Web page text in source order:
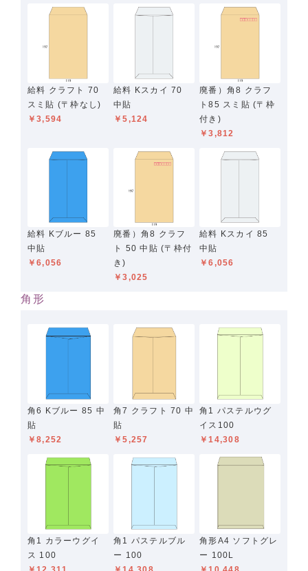
給料 クラフト 70
スミ貼 (〒枠なし)
￥3,594
給料 Kスカイ 70
中貼
￥5,124
廃番）角8 クラフ
ト85 スミ貼 (〒枠
付き)
￥3,812
給料 Kブルー 85
中貼
￥6,056
廃番）角8 クラフ
ト 50 中貼 (〒枠付
き)
￥3,025
給料 Kスカイ 85
中貼
￥6,056
角形
角6 Kブルー 85 中
貼
￥8,252
角7 クラフト 70 中
貼
￥5,257
角1 パステルウグ
イス100
￥14,308
角1 カラーウグイ
ス 100
角1 パステルブル
ー 100
角形A4 ソフトグレ
ー 100L